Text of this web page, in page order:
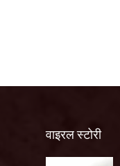
वाइरल स्टोरी